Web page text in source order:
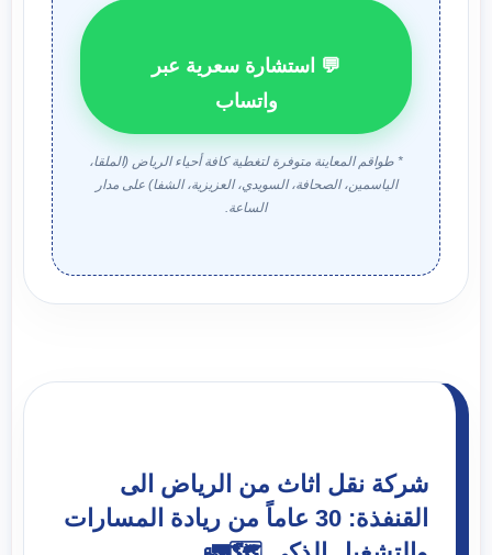
💬 استشارة سعرية عبر
واتساب
* طواقم المعاينة متوفرة لتغطية كافة أحياء الرياض (الملقا،
الياسمين، الصحافة، السويدي، العزيزية، الشفا) على مدار
الساعة.
شركة نقل اثاث من الرياض الى
القنفذة: 30 عاماً من ريادة المسارات